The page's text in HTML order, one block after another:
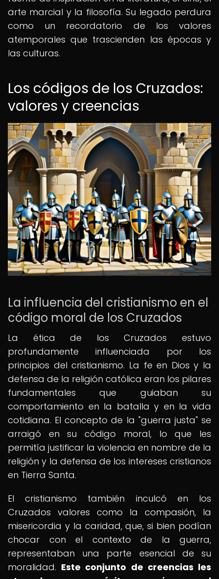
arte marcial y la filosofía. Su legado perdura
como un recordatorio de los valores
atemporales que trascienden las épocas y
las culturas.
Los códigos de los Cruzados:
valores y creencias
La influencia del cristianismo en el
código moral de los Cruzados
La ética de los Cruzados estuvo
profundamente influenciada por los
principios del cristianismo. La fe en Dios y la
defensa de la religión católica eran los pilares
fundamentales que guiaban su
comportamiento en la batalla y en la vida
cotidiana. El concepto de la "guerra justa" se
arraigó en su código moral, lo que les
permitía justificar la violencia en nombre de la
religión y la defensa de los intereses cristianos
en Tierra Santa.
El cristianismo también inculcó en los
Cruzados valores como la compasión, la
misericordia y la caridad, que, si bien podían
chocar con el contexto de la guerra,
representaban una parte esencial de su
moralidad. Este conjunto de creencias les